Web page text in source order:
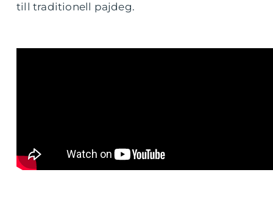
till traditionell pajdeg.